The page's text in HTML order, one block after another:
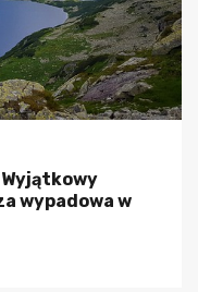
wypadowa w